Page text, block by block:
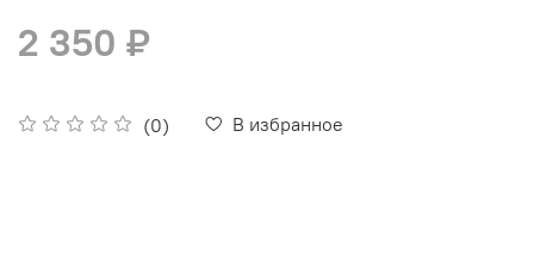
(0) В избранное
2 350 ₽